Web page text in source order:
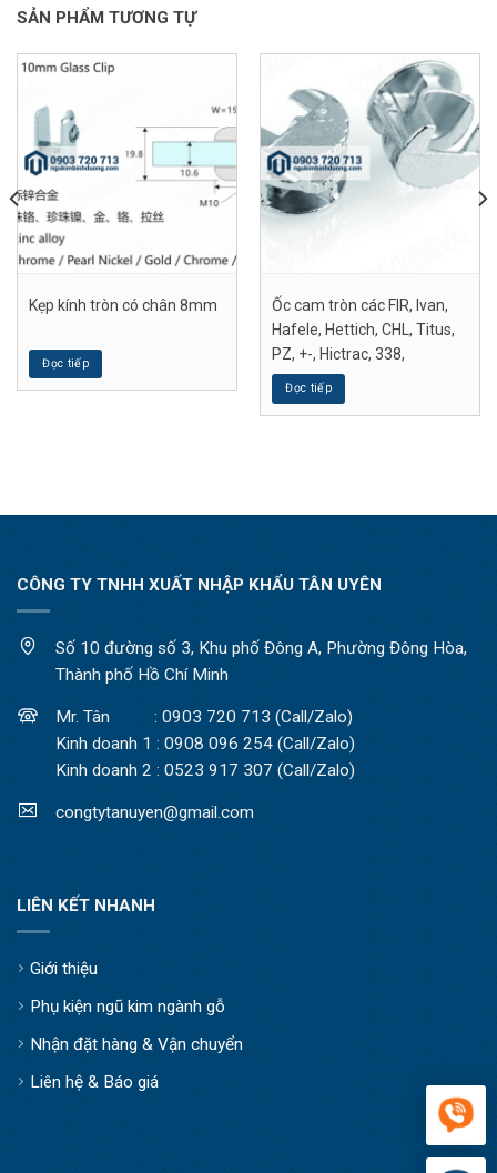
SẢN PHẨM TƯƠNG TỰ
Kẹp kính tròn có chân 8mm
Đọc tiếp
Ốc cam tròn các FIR, Ivan,
Hafele, Hettich, CHL, Titus,
PZ, +-, Hictrac, 338,
Đọc tiếp
CÔNG TY TNHH XUẤT NHẬP KHẨU TÂN UYÊN
Số 10 đường số 3, Khu phố Đông A, Phường Đông Hòa,
Thành phố Hồ Chí Minh
Mr. Tân : 0903 720 713 (Call/Zalo)
Kinh doanh 1 : 0908 096 254 (Call/Zalo)
Kinh doanh 2 : 0523 917 307 (Call/Zalo)
congtytanuyen@gmail.com
LIÊN KẾT NHANH
Giới thiệu
Phụ kiện ngũ kim ngành gỗ
Nhận đặt hàng & Vận chuyển
Liên hệ & Báo giá